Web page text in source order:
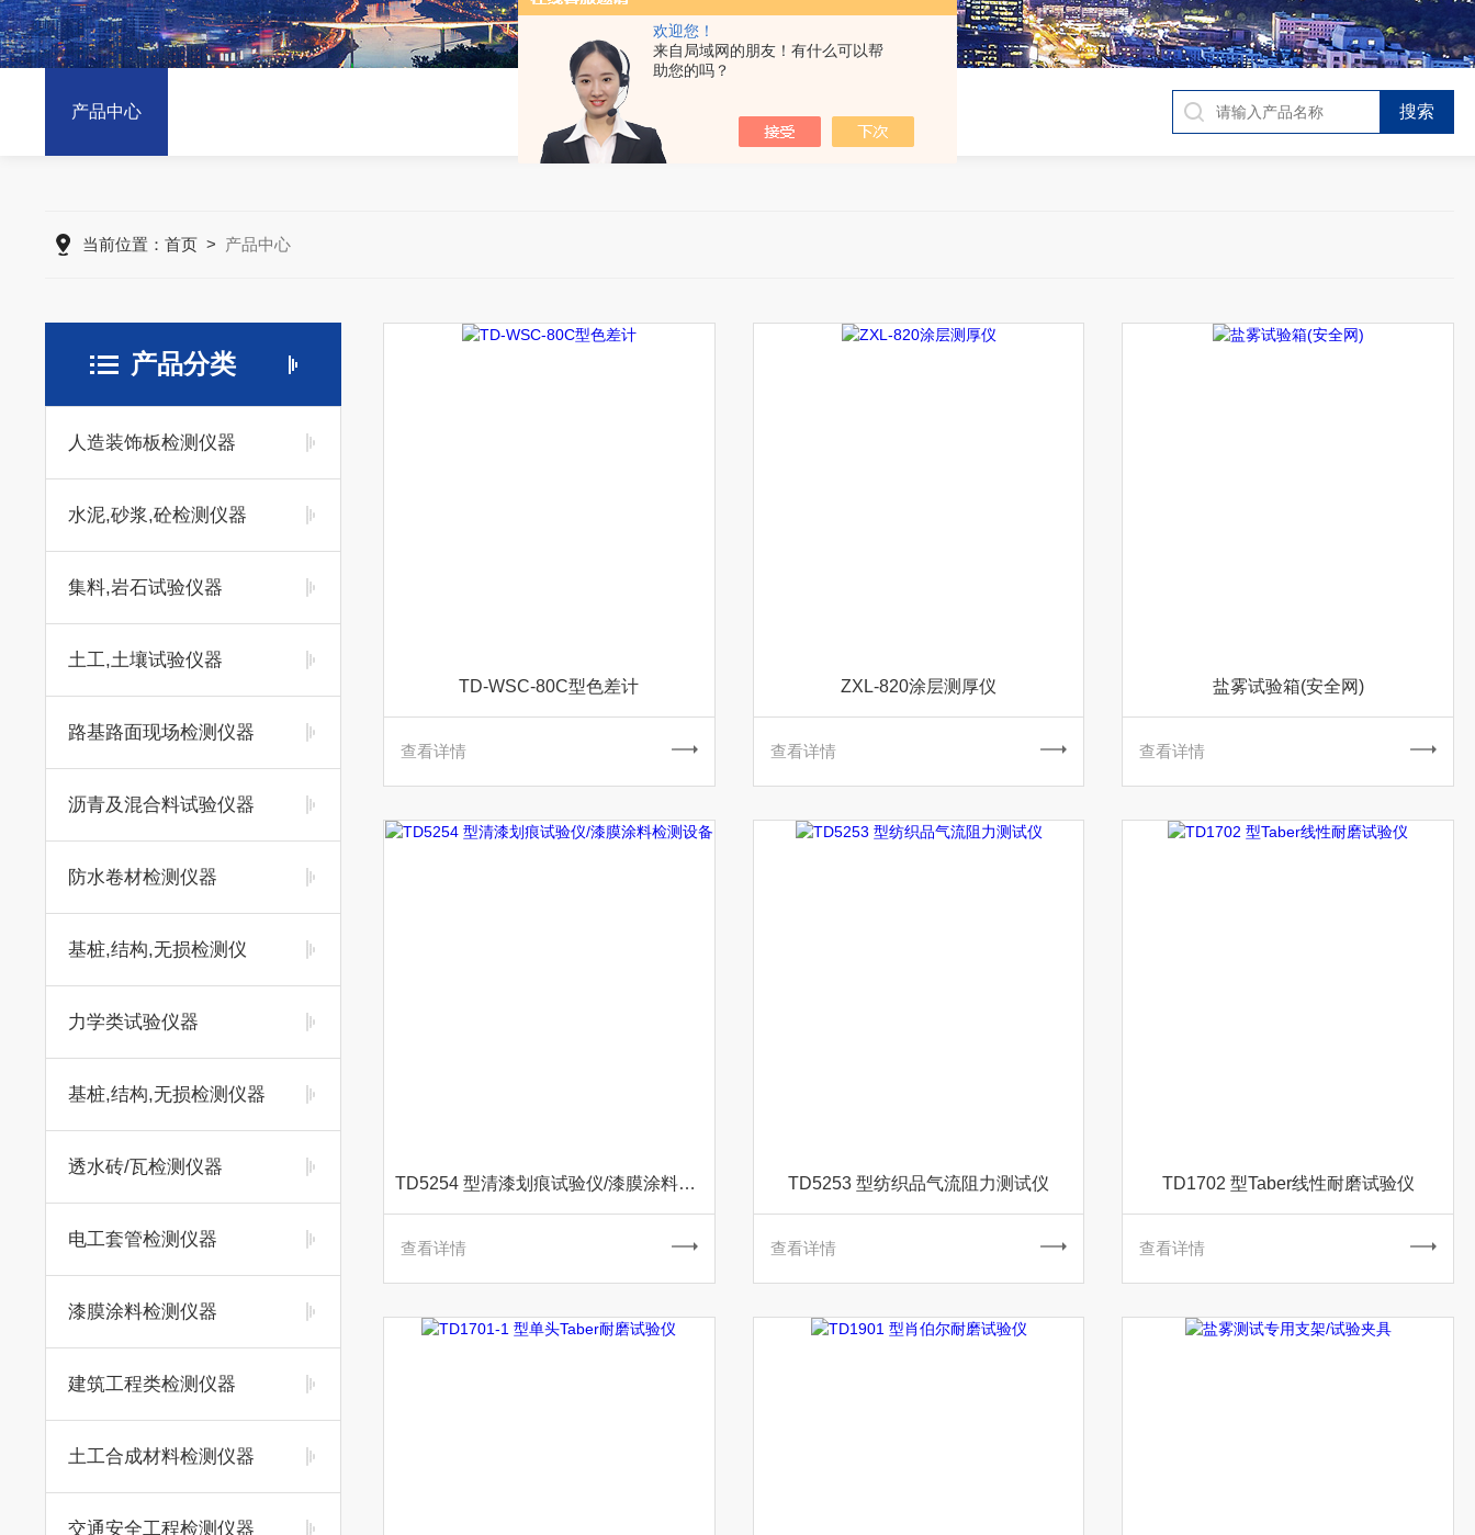
欢迎您！
来自局域网的朋友！有什么可以帮
助您的吗？
产品中心
当前位置： 首页> 产品中心
产品分类
人造装饰板检测仪器
水泥,砂浆,砼检测仪器
集料,岩石试验仪器
土工,土壤试验仪器
路基路面现场检测仪器
沥青及混合料试验仪器
防水卷材检测仪器
基桩,结构,无损检测仪
力学类试验仪器
基桩,结构,无损检测仪器
透水砖/瓦检测仪器
电工套管检测仪器
漆膜涂料检测仪器
建筑工程类检测仪器
土工合成材料检测仪器
交通安全工程检测仪器
TD-WSC-80C型色差计
查看详情
ZXL-820涂层测厚仪
查看详情
盐雾试验箱(安全网)
查看详情
TD5254 型清漆划痕试验仪/漆膜涂料检测设备
查看详情
TD5253 型纺织品气流阻力测试仪
查看详情
TD1702 型Taber线性耐磨试验仪
查看详情